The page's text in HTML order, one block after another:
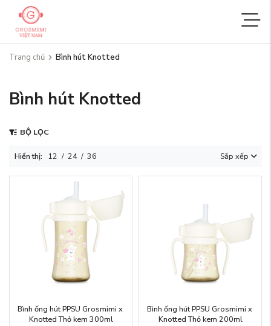
Trang chủ Bình hút Knotted
Bình hút Knotted
BỘ LỌC
Hiển thị: 12 / 24 / 36 Sắp xếp
Bình ống hút PPSU Grosmimi x
Knotted Thỏ kem 300ml
Bình ống hút PPSU Grosmimi x
Knotted Thỏ kem 200ml